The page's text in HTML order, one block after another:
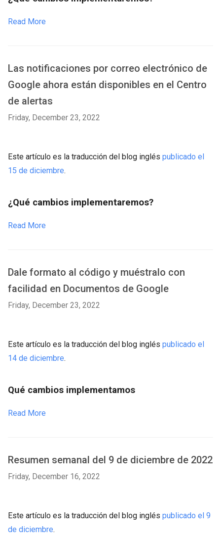
Read More
Las notificaciones por correo electrónico de
Google ahora están disponibles en el Centro
de alertas
Friday, December 23, 2022
Este artículo es la traducción del blog inglés publicado el
15 de diciembre.
¿Qué cambios implementaremos?
Read More
Dale formato al código y muéstralo con
facilidad en Documentos de Google
Friday, December 23, 2022
Este artículo es la traducción del blog inglés publicado el
14 de diciembre.
Qué cambios implementamos
Read More
Resumen semanal del 9 de diciembre de 2022
Friday, December 16, 2022
Este artículo es la traducción del blog inglés publicado el 9
de diciembre.